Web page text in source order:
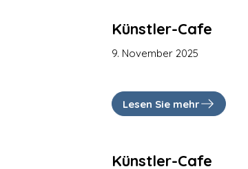
Künstler-Cafe
9. November 2025
Lesen Sie mehr
Künstler-Cafe